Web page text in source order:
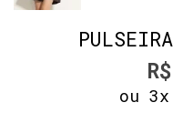
ou